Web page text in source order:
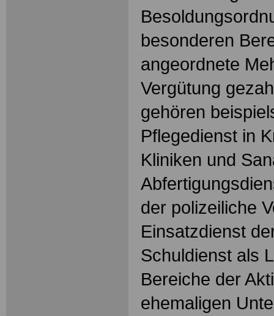
besonderen
angeordnete
Vergütung
gehören
Pflegedienst in
Kliniken und
der polizeiliche
Einsatzdienst
Schuldienst als
Bereiche der
ehemaligen